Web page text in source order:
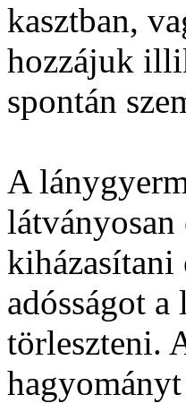
kasztban,
hozzájuk
spontán
A
adósságot
törleszteni.